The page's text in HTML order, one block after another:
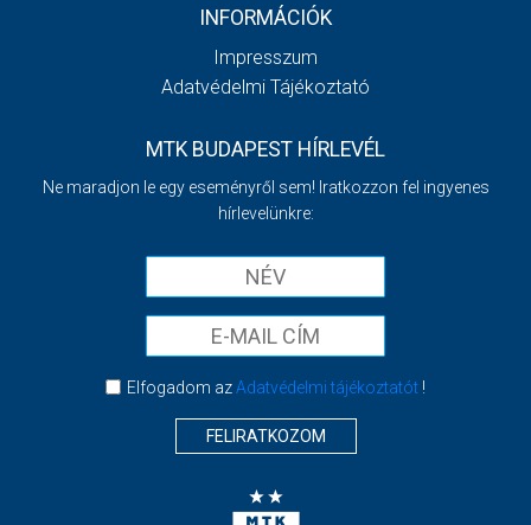
INFORMÁCIÓK
Impresszum
Adatvédelmi Tájékoztató
MTK BUDAPEST HÍRLEVÉL
Ne maradjon le egy eseményről sem! Iratkozzon fel ingyenes
hírlevelünkre:
Elfogadom azAdatvédelmi tájékoztatót!
FELIRATKOZOM